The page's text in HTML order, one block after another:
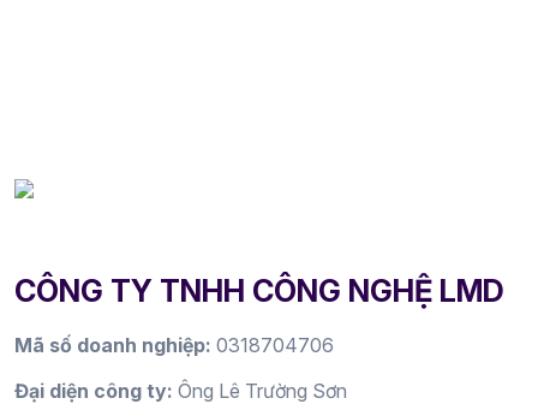
CÔNG TY TNHH CÔNG NGHỆ LMD
Mã số doanh nghiệp: 0318704706
Đại diện công ty: Ông Lê Trường Sơn